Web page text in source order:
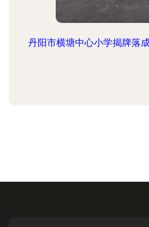
丹阳市横塘中心小学揭牌落